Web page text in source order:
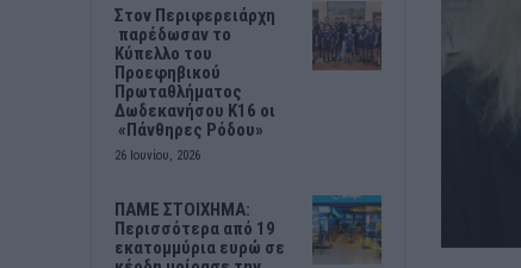
Στον Περιφερειάρχη
παρέδωσαν το
Κύπελλο του
Προεφηβικού
Πρωταθλήματος
Δωδεκανήσου Κ16 οι
«Πάνθηρες Ρόδου»
26 Ιουνίου, 2026
ΠΑΜΕ ΣΤΟΙΧΗΜΑ:
Περισσότερα από 19
εκατομμύρια ευρώ σε